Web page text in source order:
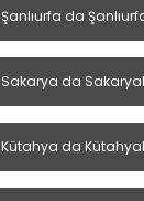
Şanlıurfa da
Sakarya da
Kütahya da Kütahyalı